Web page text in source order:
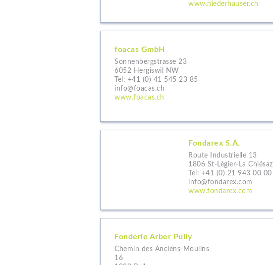
www.niederhauser.ch
foacas GmbH
Sonnenbergstrasse 23
6052 Hergiswil NW
Tel: +41 (0) 41 545 23 85
info@foacas.ch
www.foacas.ch
Fondarex S.A.
Route Industrielle 13
1806 St-Légier-La Chiésaz
Tel: +41 (0) 21 943 00 00
info@fondarex.com
www.fondarex.com
Fonderie Arber Pully
Chemin des Anciens-Moulins
16